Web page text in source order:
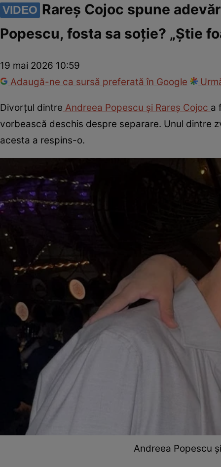
VIDEO Rareș Cojoc spune
Popescu, fosta sa soție? „Știe
19 mai 2026 10:59
Adaugă-ne ca sursă preferată în Google
Divorțul dintre Andreea Popescu și Rareș Cojoc a
vorbească deschis despre separare. Unul dintre
acesta a respins-o.
Andreea Popescu